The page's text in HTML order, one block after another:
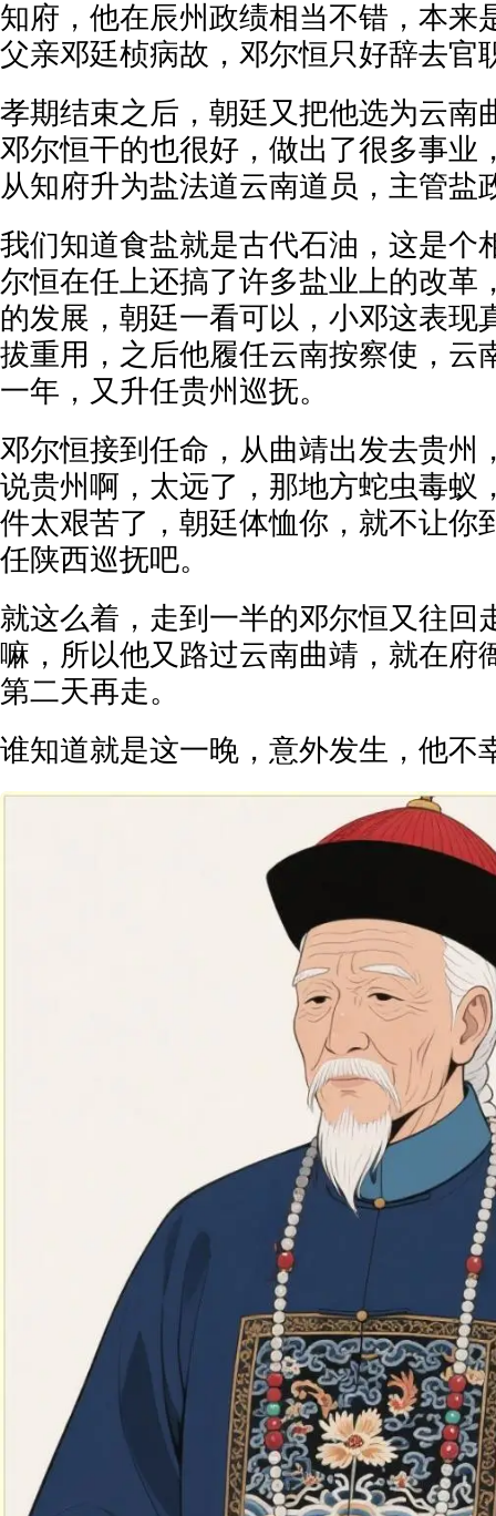
知府，他在辰州政绩相当不错，本来
父亲邓廷桢病故，邓尔恒只好辞去官
孝期结束之后，朝廷又把他选为云南
邓尔恒干的也很好，做出了很多事业
从知府升为盐法道云南道员，主管盐
我们知道食盐就是古代石油，这是个
尔恒在任上还搞了许多盐业上的改革
的发展，朝廷一看可以，小邓这表现
拔重用，之后他履任云南按察使，云
一年，又升任贵州巡抚。
邓尔恒接到任命，从曲靖出发去贵州
说贵州啊，太远了，那地方蛇虫毒蚁
件太艰苦了，朝廷体恤你，就不让你
任陕西巡抚吧。
就这么着，走到一半的邓尔恒又往回
嘛，所以他又路过云南曲靖，就在府
第二天再走。
谁知道就是这一晚，意外发生，他不